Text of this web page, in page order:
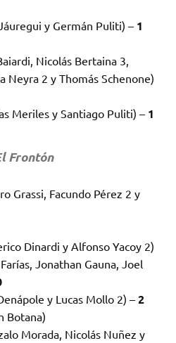
y Germán Puliti) – 1
Nicolás Bertaina 3,
Neyra 2 y Thomás Schenone)
Meriles y Santiago Puliti) – 1
Frontón
Grassi, Facundo Pérez 2 y
Dinardi y Alfonso Yacoy 2)
Jonathan Gauna, Joel
y Lucas Mollo 2) –2
Botana)
Morada, Nicolás Nuñez y